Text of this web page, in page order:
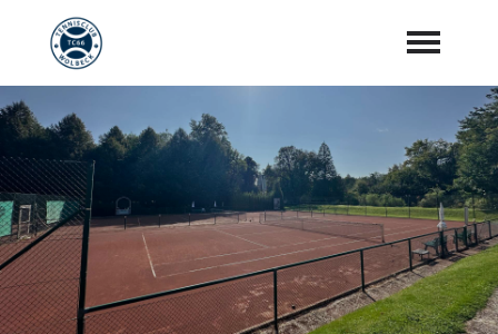
Startseite
Aktuelles
Vorstand
Training
Mannschaften